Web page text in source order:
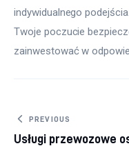
indywidualnego
Twoje poczucie
zainwestować w
Nawigacja
PREVIOUS
Usługi przewozowe